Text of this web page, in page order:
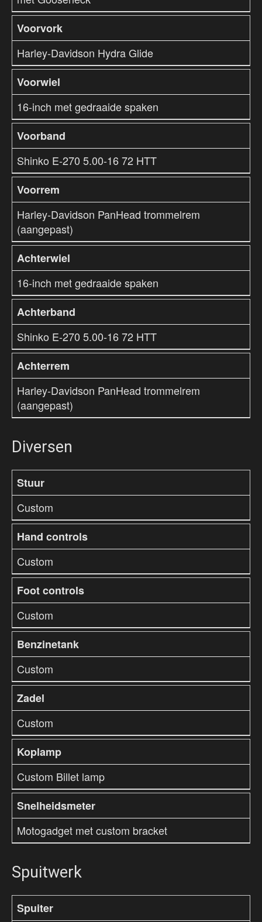
Voorvork
Harley-Davidson Hydra Glide
Voorwiel
16-inch met gedraaide spaken
Voorband
Shinko E-270 5.00-16 72 HTT
Voorrem
Harley-Davidson PanHead trommelrem
(aangepast)
Achterwiel
16-inch met gedraaide spaken
Achterband
Shinko E-270 5.00-16 72 HTT
Achterrem
Harley-Davidson PanHead trommelrem
(aangepast)
Diversen
Stuur
Custom
Hand controls
Custom
Foot controls
Custom
Benzinetank
Custom
Zadel
Custom
Koplamp
Custom Billet lamp
Snelheidsmeter
Motogadget met custom bracket
Spuitwerk
Spuiter